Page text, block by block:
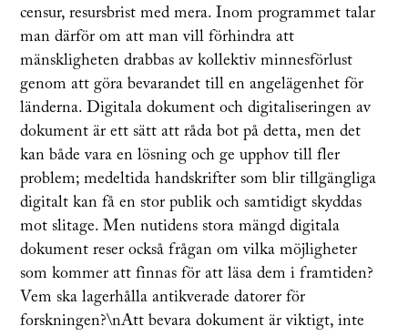
censur, resursbrist med mera. Inom programmet talar
man därför om att man vill förhindra att
mänskligheten drabbas av kollektiv minnesförlust
genom att göra bevarandet till en angelägenhet för
länderna. Digitala dokument och digitaliseringen av
dokument är ett sätt att råda bot på detta, men det
kan både vara en lösning och ge upphov till fler
problem; medeltida handskrifter som blir tillgängliga
digitalt kan få en stor publik och samtidigt skyddas
mot slitage. Men nutidens stora mängd digitala
dokument reser också frågan om vilka möjligheter
som kommer att finnas för att läsa dem i framtiden?
Vem ska lagerhålla antikverade datorer för
forskningen?\nAtt bevara dokument är viktigt, inte